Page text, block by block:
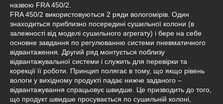
назвою FRA 450/2.
FRA 450/2 використовуються 2 ряди вологомірів. Один
знаходиться приблизно посередині сушильної колони (в
залежності від моделі сушильного агрегату) і бере на себе
основне завдання по регулюванню системи пневматичного
відвантаження. Другий ряд монтується поблизу
відвантажувальної системи і служить для перевірки та
корекції її роботи. Принцип полягає в тому, що якщо рівень
вологи у вихідному продукті падає нижче заданого –
відвантажування спрацьовує швидше. Це призводить до того,
що продукт швидше просувається по сушильній колоні,